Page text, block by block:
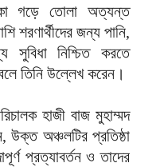
গড়ে তোলা অত্যন্ত
শরণার্থীদের জন্য পানি,
সুবিধা নিশ্চিত করতে
তিনি উল্লেখ করেন।
হাজী বাজ মুহাম্মদ
উক্ত অঞ্চলটির প্রতিষ্ঠা
প্রত্যাবর্তন ও তাদের